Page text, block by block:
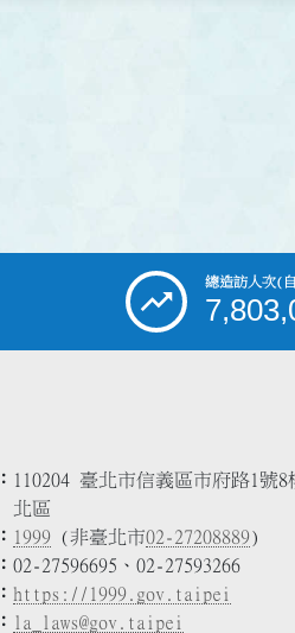
總造訪人次(
110204 臺北市信義區市府路1號8
北區
1999 (非臺北市02-27208889)
02-27596695、02-27593266
https://1999.gov.taipei
la_laws@gov.taipei